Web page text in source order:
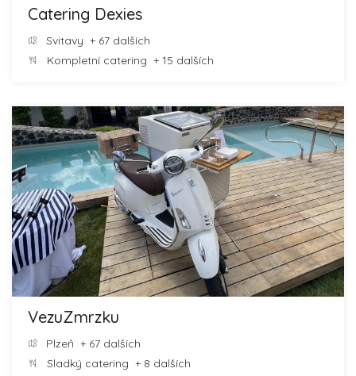
Catering Dexies
Svitavy + 67 dalších
Kompletní catering + 15 dalších
VezuZmrzku
Plzeň + 67 dalších
Sladký catering + 8 dalších